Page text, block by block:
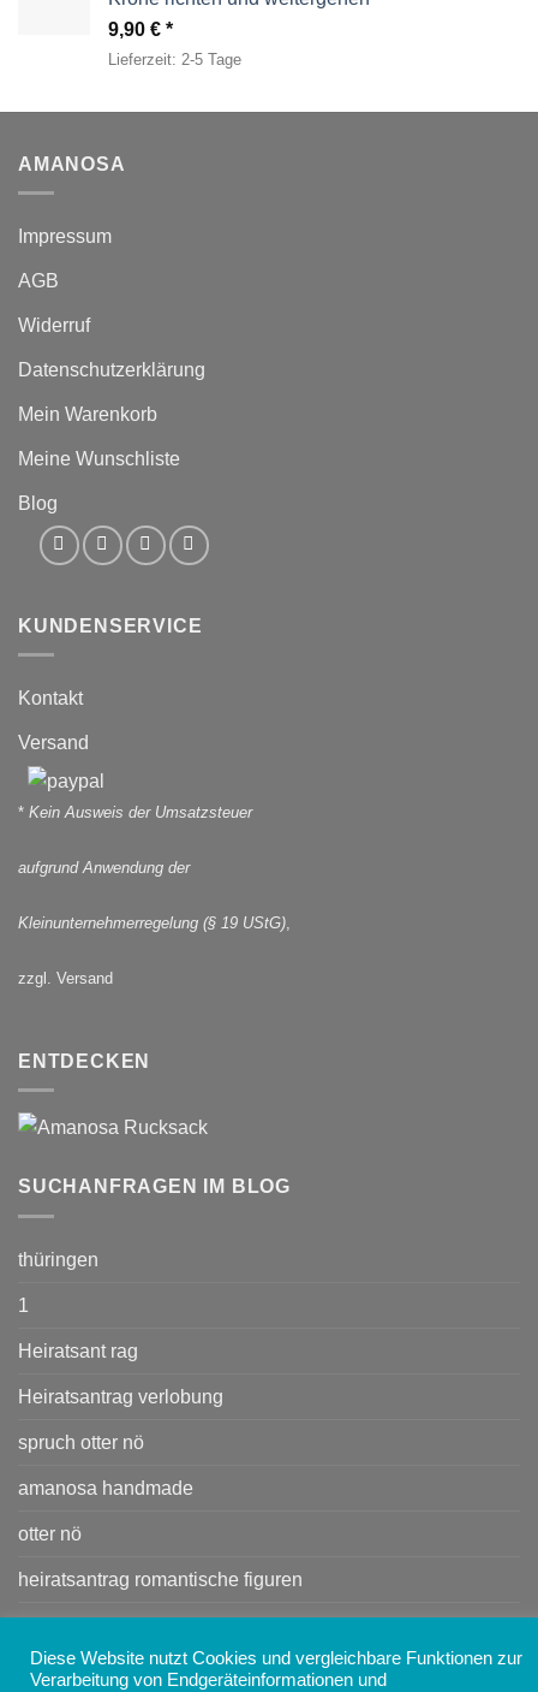
9,90 €
Lieferzeit: 2-5 Tage
AMANOSA
Impressum
AGB
Widerruf
Datenschutzerklärung
Mein Warenkorb
Meine Wunschliste
Blog
KUNDENSERVICE
Kontakt
Versand
* Kein Ausweis der Umsatzsteuer
aufgrund Anwendung der
Kleinunternehmerregelung (§ 19 UStG),
zzgl. Versand
ENTDECKEN
SUCHANFRAGEN IM BLOG
thüringen
1
Heiratsant rag
Heiratsantrag verlobung
spruch otter nö
amanosa handmade
otter nö
heiratsantrag romantische figuren
Handtasche
Diese Website nutzt Cookies und vergleichbare Funktionen zur
Verarbeitung von Endgeräteinformationen und